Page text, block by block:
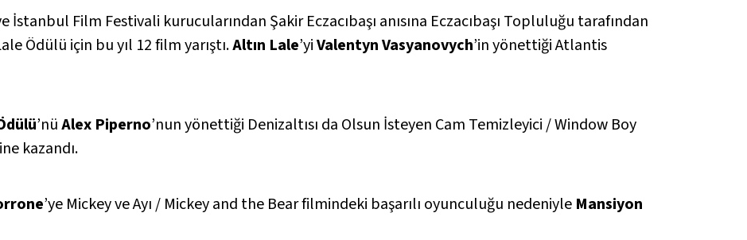
İstanbul Film Festivali kurucularından Şakir Eczacıbaşı anısına Eczacıbaşı Topluluğu tarafından
Ödülü için bu yıl 12 film yarıştı.Altın Lale’yiValentyn Vasyanovych’in yönettiğiAtlantis
’nüAlex Piperno’nun yönettiği Denizaltısı da Olsun İsteyen Cam Temizleyici / Window Boy
kazandı.
’ye Mickey ve Ayı / Mickey and the Bearfilmindeki başarılı oyunculuğu nedeniyle Mansiyon